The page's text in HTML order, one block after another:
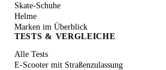
Skate-Schuhe
Helme
Marken im Überblick
TESTS & VERGLEICHE
Alle Tests
E-Scooter mit Straßenzulassung